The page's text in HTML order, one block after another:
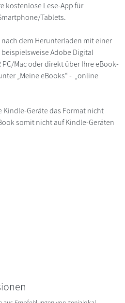
kostenlose Lese-App für
Tablets.
dem Herunterladen mit einer
Adobe Digital
PC/Mac oder direkt über Ihre eBook-
„Meine eBooks“ - „online
Kindle-Geräte das Format nicht
somit nicht auf Kindle-Geräten